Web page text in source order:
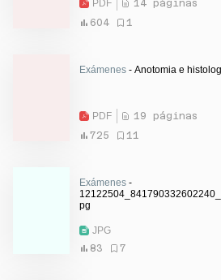
PDF
14 páginas
604
1
Exámenes - Anotomia e
PDF
19 páginas
725
11
Exámenes -
pg
JPG
83
7